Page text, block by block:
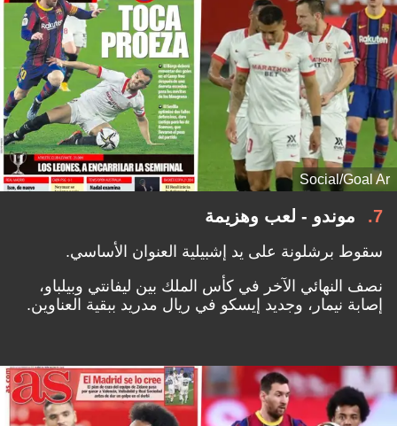
Social/Goal Ar
7 موندو - لعب وهزيمة
سقوط برشلونة على يد إشبيلية العنوان الأساسي.
نصف النهائي الآخر في كأس الملك بين ليفانتي وبيلباو،
إصابة نيمار، وجديد إيسكو في ريال مدريد ببقية العناوين.